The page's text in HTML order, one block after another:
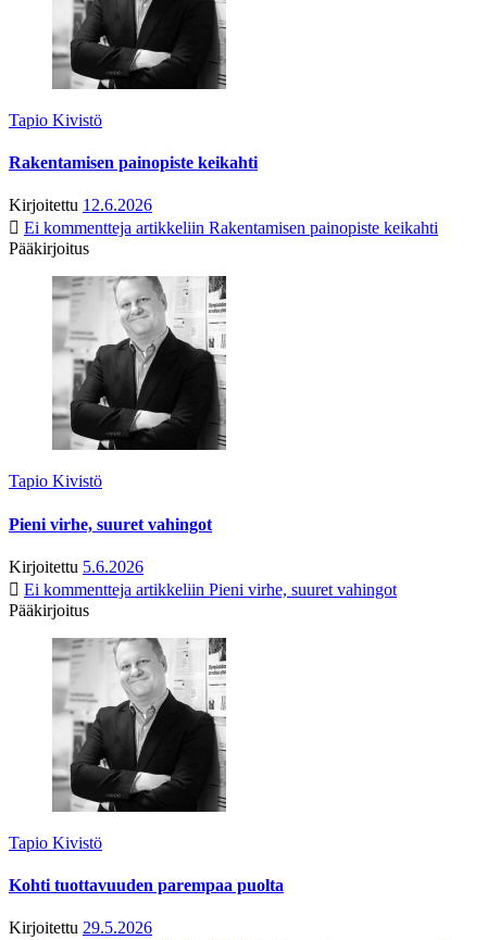
Tapio Kivistö
Rakentamisen painopiste keikahti
Kirjoitettu 12.6.2026
Ei kommentteja artikkeliin Rakentamisen painopiste keikahti
Pääkirjoitus
Tapio Kivistö
Pieni virhe, suuret vahingot
Kirjoitettu 5.6.2026
Ei kommentteja artikkeliin Pieni virhe, suuret vahingot
Pääkirjoitus
Tapio Kivistö
Kohti tuottavuuden parempaa puolta
Kirjoitettu 29.5.2026